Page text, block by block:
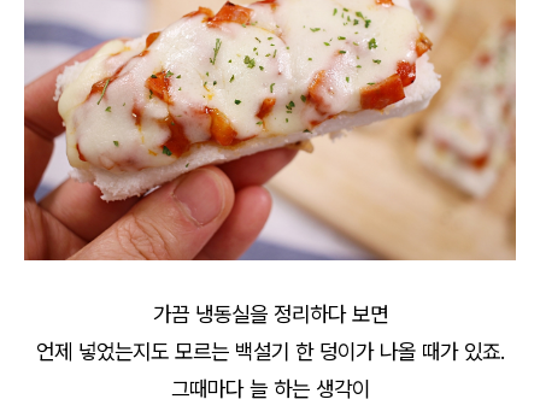
가끔 냉동실을 정리하다 보면
언제 넣었는지도 모르는 백설기 한 덩이가 나올 때가 있죠.
그때마다 늘 하는 생각이